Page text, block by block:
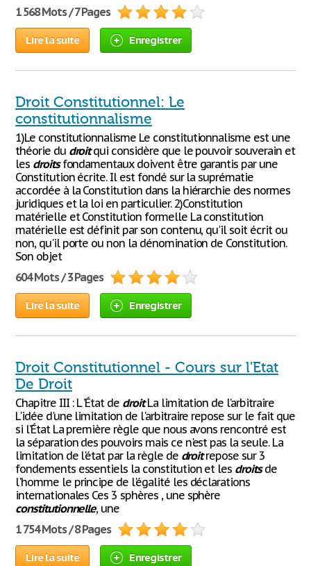
1 568 Mots / 7 Pages
Lire la suite Enregistrer
Droit Constitutionnel: Le
constitutionnalisme
1)Le constitutionnalisme Le constitutionnalisme est une
théorie du droitqui considère que le pouvoir souverain et
les droitsfondamentaux doivent être garantis par une
Constitution écrite. Il est fondé sur la suprématie
accordée à la Constitution dans la hiérarchie des normes
juridiques et la loi en particulier. 2)Constitution
matérielle et Constitution formelle La constitution
matérielle est définit par son contenu, qu'il soit écrit ou
non, qu'il porte ou non la dénomination de Constitution.
Son objet
604 Mots / 3 Pages
Lire la suite Enregistrer
Droit Constitutionnel - Cours sur l'Etat
De Droit
Chapitre III : L ’État de droitLa limitation de l’arbitraire
L'idée d'une limitation de l'arbitraire repose sur le fait que
si l’État La première règle que nous avons rencontré est
la séparation des pouvoirs mais ce n'est pas la seule. La
limitation de l'état par la règle de droitrepose sur 3
fondements essentiels la constitution et les droitsde
l'homme le principe de l'égalité les déclarations
internationales Ces 3 sphères , une sphère
constitutionnelle, une
1 754 Mots / 8 Pages
Lire la suite Enregistrer